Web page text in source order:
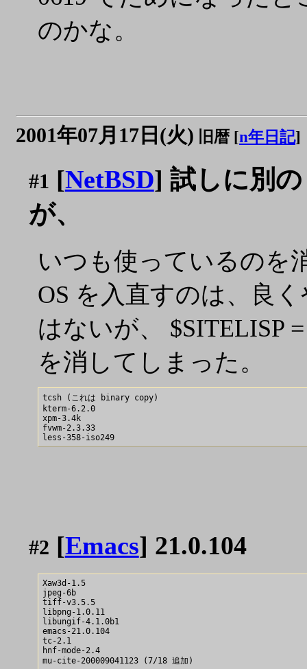
のかな。
2001年07月17日(火) 旧暦 [n年日記]
#1 [NetBSD] 試しに別
が、
いつも使っているのを
OS を入直すのは、良
はないが、 $SITELISP =
を消してしまった。
tcsh (これは binary copy)
kterm-6.2.0
xpm-3.4k
fvwm-2.3.33
#2 [Emacs] 21.0.104
Xaw3d-1.5
jpeg-6b
tiff-v3.5.5
libpng-1.0.11
libungif-4.1.0b1
emacs-21.0.104
tc-2.1
hnf-mode-2.4